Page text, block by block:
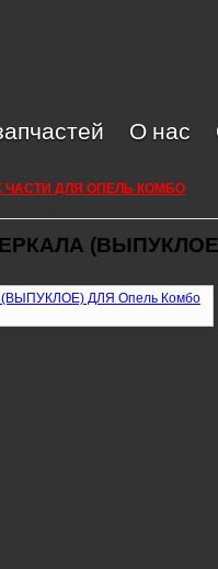
ЧАСТИ ДЛЯ ОПЕЛЬ КОМБО
О нас